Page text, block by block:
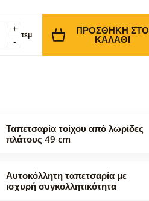
-
+ τεμ ΠΡΟΣΘΉΚΗ ΣΤΟ
ΚΑΛΆΘΙ
Ταπετσαρία τοίχου από λωρίδες
πλάτους 49 cm
Αυτοκόλλητη ταπετσαρία με
ισχυρή συγκολλητικότητα